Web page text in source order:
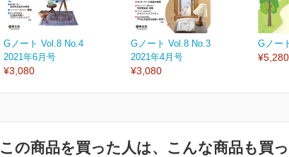
Gノート Vol.8 No.4
2021年6月号
¥3,080
Gノート Vol.8 No.3
2021年4月号
¥3,080
Gノー
¥5,280
この商品を買った人は、こんな商品も買っ